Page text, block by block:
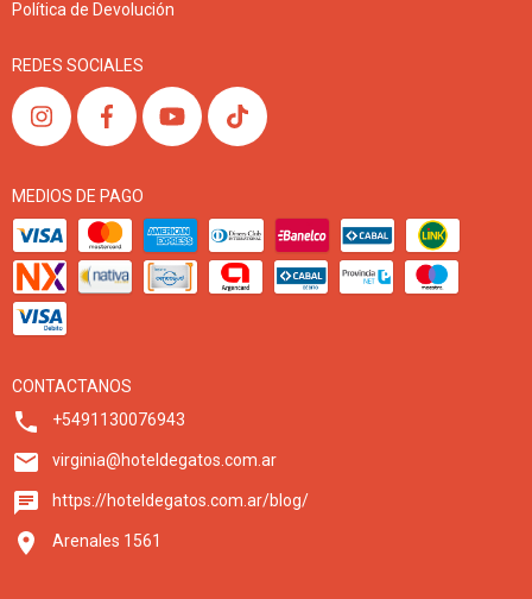
Política de Devolución
REDES SOCIALES
MEDIOS DE PAGO
CONTACTANOS
+5491130076943
virginia@hoteldegatos.com.ar
https://hoteldegatos.com.ar/blog/
Arenales 1561